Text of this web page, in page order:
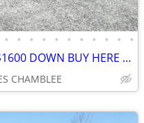
• • • • • • • • • • •
2021 Volkswagen Jetta FROM $1600 DOWN BUY HERE PAY HERE NO CREDIT NO P
CHAMBLEE